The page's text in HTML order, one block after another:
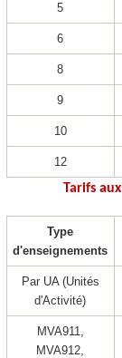
5
6
8
9
10
12
Tarifs
Type
d'enseignements
Par UA(Unités
d'Activité)
MVA911,
MVA912,